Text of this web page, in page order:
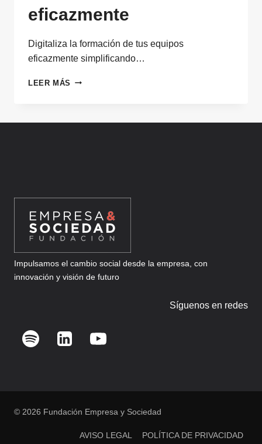
eficazmente
Digitaliza la formación de tus equipos
eficazmente simplificando…
LEER MÁS DIGITALIZA
Impulsamos el cambio social desde la empresa, con
innovación y visión de futuro
Síguenos en redes
© 2026 Fundación Empresa y Sociedad
AVISO LEGAL POLÍTICA DE PRIVACIDAD